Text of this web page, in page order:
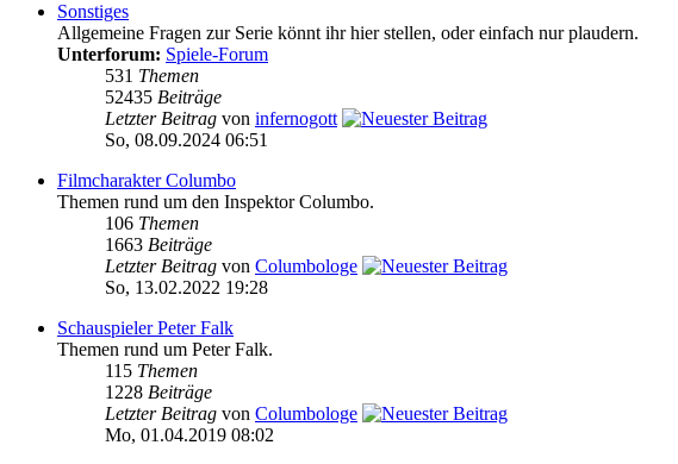
Sonstiges
Allgemeine Fragen zur Serie könnt ihr hier stellen, oder einfach nur plaudern.
Unterforum: Spiele-Forum
531 Themen
52435 Beiträge
Letzter Beitrag von infernogott
So, 08.09.2024 06:51
Filmcharakter Columbo
Themen rund um den Inspektor Columbo.
106 Themen
1663 Beiträge
Letzter Beitrag von Columbologe
So, 13.02.2022 19:28
Schauspieler Peter Falk
Themen rund um Peter Falk.
115 Themen
1228 Beiträge
Letzter Beitrag von Columbologe
Mo, 01.04.2019 08:02